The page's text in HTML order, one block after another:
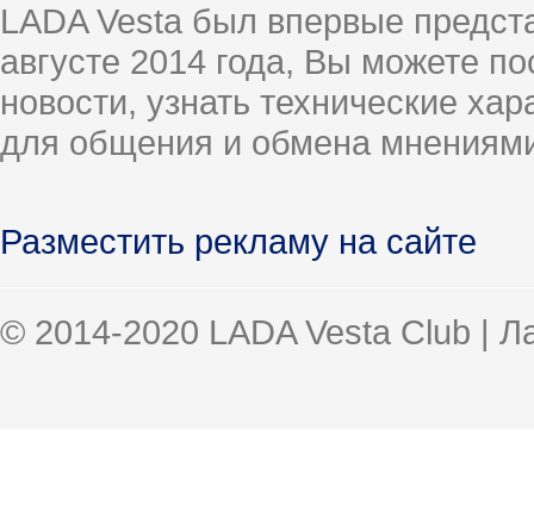
LADA Vesta был впервые
августе 2014 года, Вы можете
новости, узнать технические
для общения и обмена
Разместить рекламу на сайте
© 2014-2020 LADA Vesta Club |